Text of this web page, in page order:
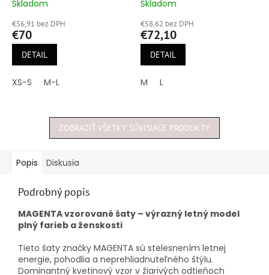
Priemerné
produktu
je
5,0
hviezdičiek.
Skladom
€56,91 bez DPH
€70
DETAIL
XS-S M-L
Priemerné
produktu
je
5,0
hviezdičiek.
Skladom
€58,62 bez DPH
€72,10
DETAIL
M L
ZOBRAZIŤ VŠETKY SÚVISIACE PRODUKTY
Popis Diskusia
Podrobný popis
MAGENTA vzorované šaty – výrazný letný model
plný farieb a ženskosti
Tieto šaty značky MAGENTA sú stelesnením letnej
energie, pohodlia a neprehliadnuteľného štýlu.
Dominantný kvetinový vzor v žiarivých odtieňoch